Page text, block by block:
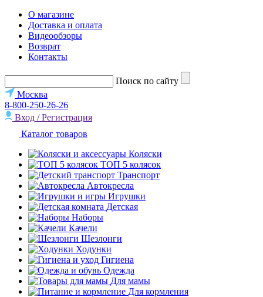
О магазине
Доставка и оплата
Видеообзоры
Возврат
Контакты
Поиск по сайту
Москва
8-800-250-26-26
Вход / Регистрация
Каталог товаров
Коляски
ТОП 5 колясок
Транспорт
Автокресла
Игрушки
Детская
Наборы
Качели
Шезлонги
Ходунки
Гигиена
Одежда
Для мамы
Для кормления